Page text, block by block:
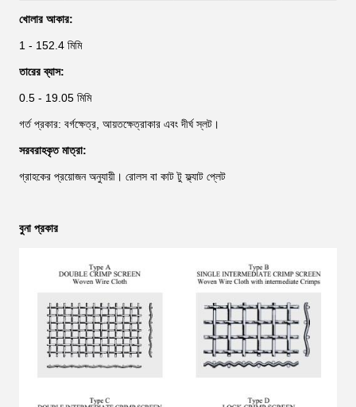
খোলার আকার:
1 - 152.4 মিমি
তারের ব্যাস:
0.5 - 19.05 মিমি
গর্ত প্রকার: বর্গক্ষেত্র, আয়তক্ষেত্রাকার এবং দীর্ঘ স্লট।
সরবরাহকৃত মাত্রা:
গ্রাহকের প্রয়োজন অনুযায়ী। রোলস বা কাট টু ফ্ল্যাট প্লেট
বুনা প্রকার